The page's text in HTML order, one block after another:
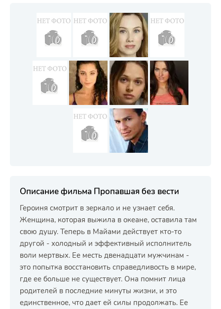
Описание фильма Пропавшая без вести
Героиня смотрит в зеркало и не узнает себя.
Женщина, которая выжила в океане, оставила там
свою душу. Теперь в Майами действует кто-то
другой - холодный и эффективный исполнитель
воли мертвых. Ее месть двенадцати мужчинам -
это попытка восстановить справедливость в мире,
где ее больше не существует. Она помнит лица
родителей в последние минуты жизни, и это
единственное, что дает ей силы продолжать. Ее